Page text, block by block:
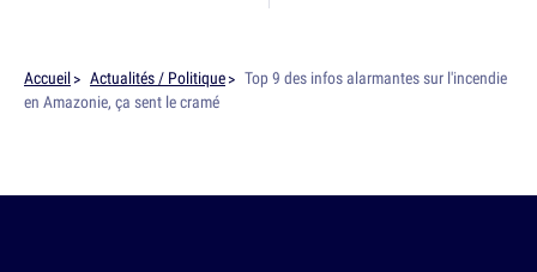
Accueil Actualités / Politique
Top 9 des infos alarmantes sur l'incendie
en Amazonie, ça sent le cramé